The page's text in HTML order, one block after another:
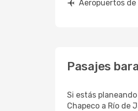
Aeropuertos
Pasajes
Si estás
Chapeco a Río de